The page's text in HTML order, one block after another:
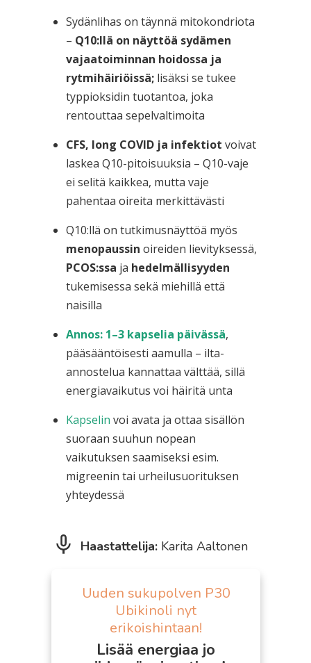
Sydänlihas on täynnä mitokondriota
– Q10:llä on näyttöä sydämen
vajaatoiminnan hoidossa ja
rytmihäiriöissä;lisäksi se tukee
typpioksidin tuotantoa, joka
rentouttaa sepelvaltimoita
CFS, long COVID ja infektiot voivat
laskea Q10-pitoisuuksia – Q10-vaje
ei selitä kaikkea, mutta vaje
pahentaa oireita merkittävästi
Q10:llä on tutkimusnäyttöä myös
menopaussin oireiden lievityksessä,
PCOS:ssa ja hedelmällisyyden
tukemisessa sekä miehillä että
naisilla
Annos: 1–3 kapselia päivässä,
pääsääntöisesti aamulla – ilta-
annostelua kannattaa välttää, sillä
energiavaikutus voi häiritä unta
Kapselin voi avata ja ottaa sisällön
suoraan suuhun nopean
vaikutuksen saamiseksi esim.
migreenin tai urheilusuorituksen
yhteydessä
Haastattelija: Karita Aaltonen
Uuden sukupolven P30
Ubikinoli nyt
erikoishintaan!
Lisää energiaa jo